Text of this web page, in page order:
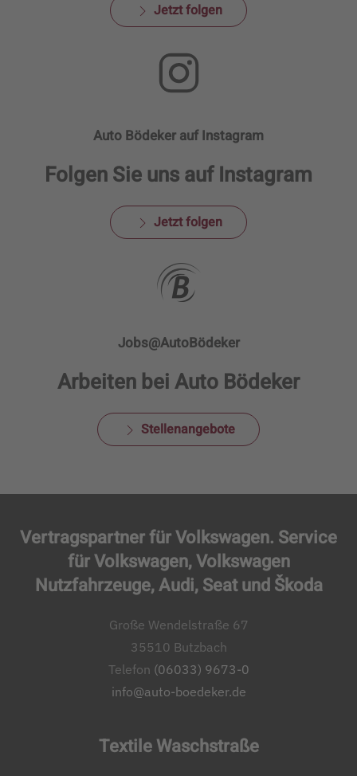
Jetzt folgen
Auto Bödeker auf Instagram
Folgen Sie uns auf Instagram
Jetzt folgen
Jobs@AutoBödeker
Arbeiten bei Auto Bödeker
Stellenangebote
Vertragspartner für Volkswagen. Service
für Volkswagen, Volkswagen
Nutzfahrzeuge, Audi, Seat und Škoda
Große Wendelstraße 67
35510 Butzbach
Telefon (06033) 9673-0
info@auto-boedeker.de
Textile Waschstraße